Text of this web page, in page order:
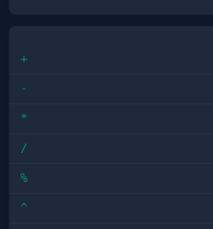
+
-
*
/
%
^